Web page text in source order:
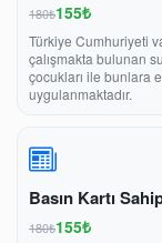
180₺155₺
Türkiye Cumhuriyeti
çalışmakta bulunan
çocukları ile bunlara
uygulanmaktadır.
Basın Kartı
180₺155₺